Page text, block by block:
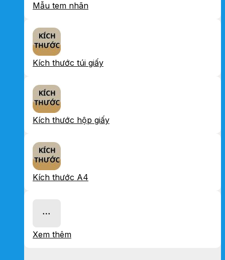
Mẫu tem nhãn
Kích thước túi giấy
Kích thước hộp giấy
Kích thước A4
Xem thêm